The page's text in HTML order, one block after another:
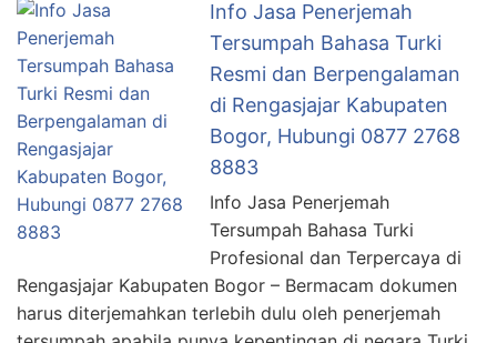
Info Jasa Penerjemah
Tersumpah Bahasa Turki
Resmi dan Berpengalaman
di Rengasjajar Kabupaten
Bogor, Hubungi 0877 2768
8883
Info Jasa Penerjemah
Tersumpah Bahasa Turki
Profesional dan Terpercaya di
Rengasjajar Kabupaten Bogor – Bermacam dokumen
harus diterjemahkan terlebih dulu oleh penerjemah